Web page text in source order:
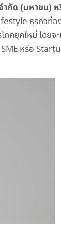
กัด (มหาชน) ห
ธุรกิจท่
ยุคใหม่ โดยจ
หรือ